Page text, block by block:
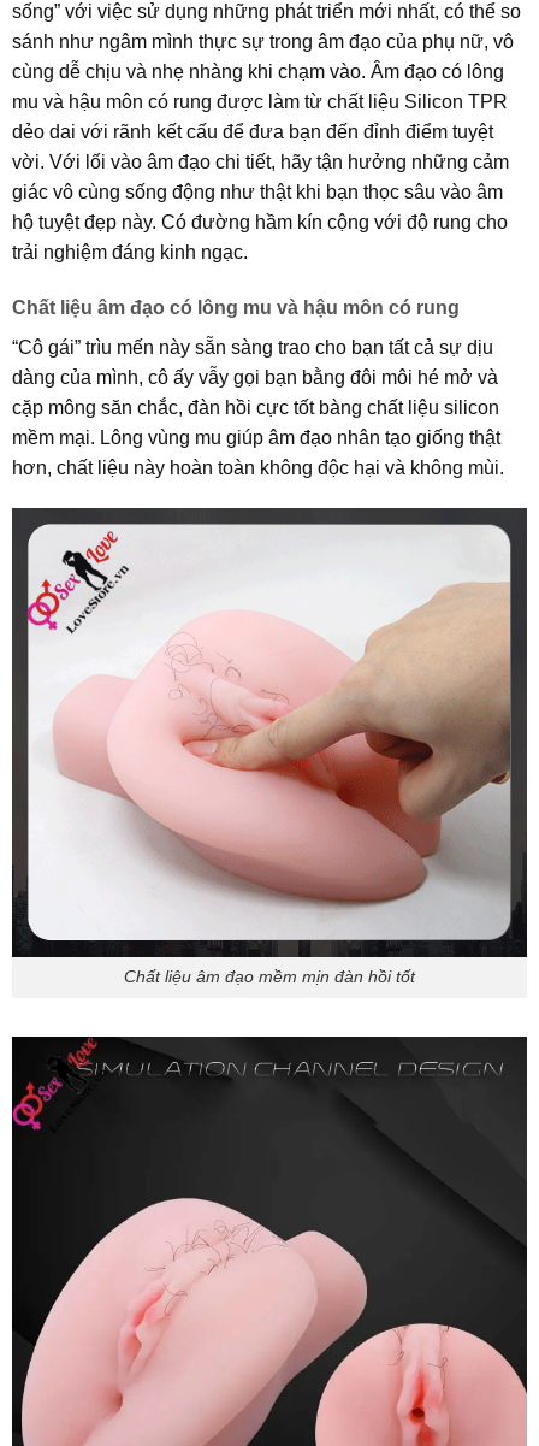
sống” với việc sử dụng những phát triển mới nhất, có thể so
sánh như ngâm mình thực sự trong âm đạo của phụ nữ, vô
cùng dễ chịu và nhẹ nhàng khi chạm vào. Âm đạo có lông
mu và hậu môn có rung được làm từ chất liệu Silicon TPR
dẻo dai với rãnh kết cấu để đưa bạn đến đỉnh điểm tuyệt
vời. Với lối vào âm đạo chi tiết, hãy tận hưởng những cảm
giác vô cùng sống động như thật khi bạn thọc sâu vào âm
hộ tuyệt đẹp này. Có đường hầm kín cộng với độ rung cho
trải nghiệm đáng kinh ngạc.
Chất liệu âm đạo có lông mu và hậu môn có rung
“Cô gái” trìu mến này sẵn sàng trao cho bạn tất cả sự dịu
dàng của mình, cô ấy vẫy gọi bạn bằng đôi môi hé mở và
cặp mông săn chắc, đàn hồi cực tốt bàng chất liệu silicon
mềm mại. Lông vùng mu giúp âm đạo nhân tạo giống thật
hơn, chất liệu này hoàn toàn không độc hại và không mùi.
Chất liệu âm đạo mềm mịn đàn hồi tốt